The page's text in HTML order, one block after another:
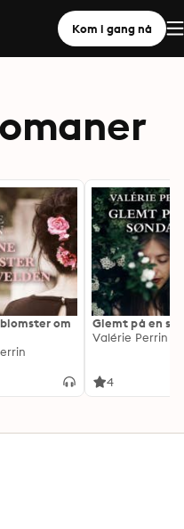
Kom i gang nå
om
Glemt på en
Valérie Perrin
4